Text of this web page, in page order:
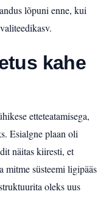
lõpuni enne, kui
kahe
etteteatamisega,
Esialgne plaan oli
näitas kiiresti, et
süsteemi ligipääs
oleks uus